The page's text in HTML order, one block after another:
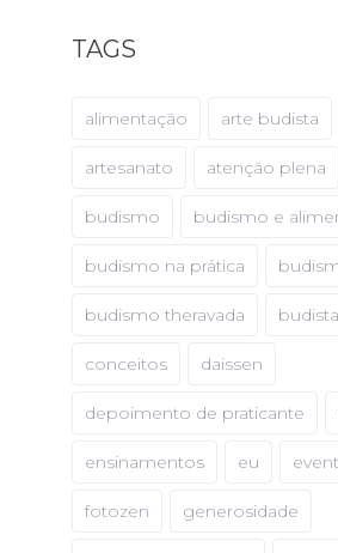
TAGS
alimentação arte budista
artesanato atenção plena
budismo budismo e
budismo na prática
budismo theravada budista
conceitos daissen
depoimento de praticante
ensinamentos eu
fotozen generosidade